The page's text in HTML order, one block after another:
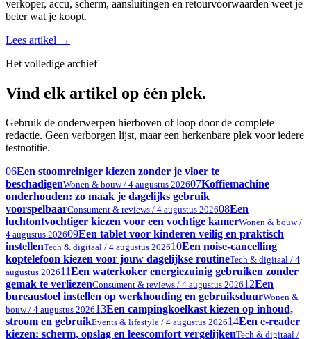
verkoper, accu, scherm, aansluitingen en retourvoorwaarden weet je
beter wat je koopt.
Lees artikel →
Het volledige archief
Vind elk artikel op één plek.
Gebruik de onderwerpen hierboven of loop door de complete
redactie. Geen verborgen lijst, maar een herkenbare plek voor iedere
testnotitie.
06Een stoomreiniger kiezen zonder je vloer te
beschadigenWonen & bouw / 4 augustus 202607Koffiemachine
onderhouden: zo maak je dagelijks gebruik
voorspelbaarConsument & reviews / 4 augustus 202608Een
luchtontvochtiger kiezen voor een vochtige kamerWonen & bouw /
4 augustus 202609Een tablet voor kinderen veilig en praktisch
instellenTech & digitaal / 4 augustus 202610Een noise-cancelling
koptelefoon kiezen voor jouw dagelijkse routineTech & digitaal / 4
augustus 202611Een waterkoker energiezuinig gebruiken zonder
gemak te verliezenConsument & reviews / 4 augustus 202612Een
bureaustoel instellen op werkhouding en gebruiksduurWonen &
bouw / 4 augustus 202613Een campingkoelkast kiezen op inhoud,
stroom en gebruikEvents & lifestyle / 4 augustus 202614Een e-reader
kiezen: scherm, opslag en leescomfort vergelijkenTech & digitaal /